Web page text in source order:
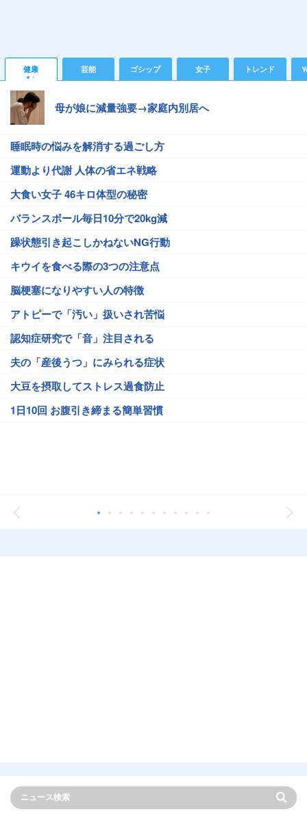
健康 芸能 ゴシップ 女子 トレンド
母が娘に減量強要→家庭内別居へ
睡眠時の悩みを解消する過ごし方
運動より代謝 人体の省エネ戦略
大食い女子 46キロ体型の秘密
バランスボール毎日10分で20kg減
躁状態引き起こしかねないNG行動
キウイを食べる際の3つの注意点
脳梗塞になりやすい人の特徴
アトピーで「汚い」扱いされ苦悩
認知症研究で「音」注目される
夫の「産後うつ」にみられる症状
大豆を摂取してストレス過食防止
1日10回 お腹引き締まる簡単習慣